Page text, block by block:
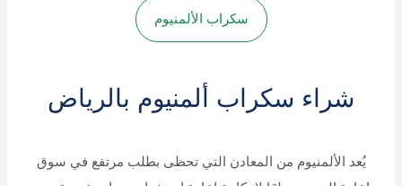
سكراب الألمنيوم
شراء سكراب ألمنيوم بالرياض
يُعد الألمنيوم من المعادن التي تحظى بطلب مرتفع في سوق